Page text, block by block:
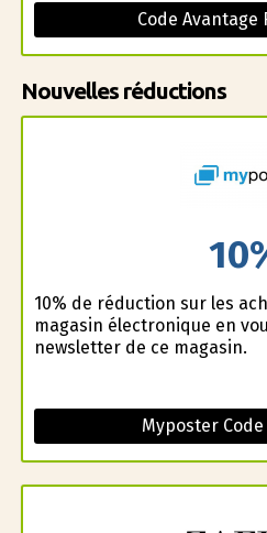
Code Avantage
Nouvelles réductions
10% de réduction sur les
magasin électronique en
newsletter de ce magasin.
Myposter